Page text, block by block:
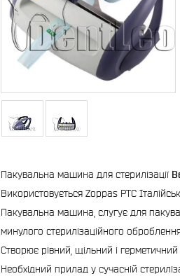
Пакувальна машина для стерилізації
Використовується Zoppas PTC
Пакувальна машина, слугує для
минулого стерилізаційного
Створює рівний, щільний і
Необхідний прилад у сучасній